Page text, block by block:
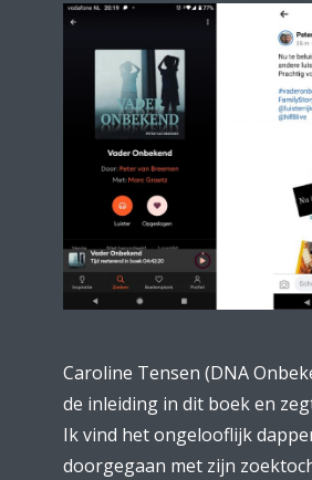
Caroline Tensen (DNA
de inleiding in dit boek en
Ik vind het ongelooflijk
doorgegaan met zijn